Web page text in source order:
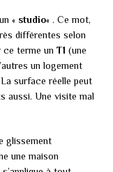
« studio« . Ce mot,
différentes selon
ce terme un T1 (une
un logement
surface réelle peut
aussi. Une visite mal
glissement
une maison